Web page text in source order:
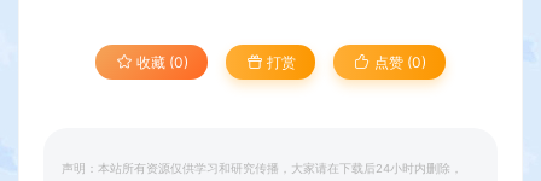
收藏 (0) 打赏 点赞 (0)
声明：本站所有资源仅供学习和研究传播，大家请在下载后24小时内删除，